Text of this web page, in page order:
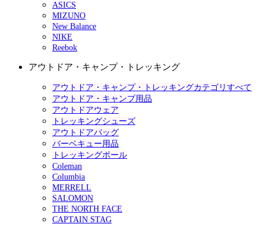
ASICS
MIZUNO
New Balance
NIKE
Reebok
アウトドア・キャンプ・トレッキング
アウトドア・キャンプ・トレッキングカテゴリすべて
アウトドア・キャンプ用品
アウトドアウェア
トレッキングシューズ
アウトドアバッグ
バーベキュー用品
トレッキングポール
Coleman
Columbia
MERRELL
SALOMON
THE NORTH FACE
CAPTAIN STAG